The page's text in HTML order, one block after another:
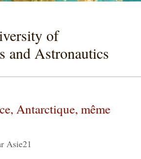
of
and Astronautics
Antarctique, même
Asie21